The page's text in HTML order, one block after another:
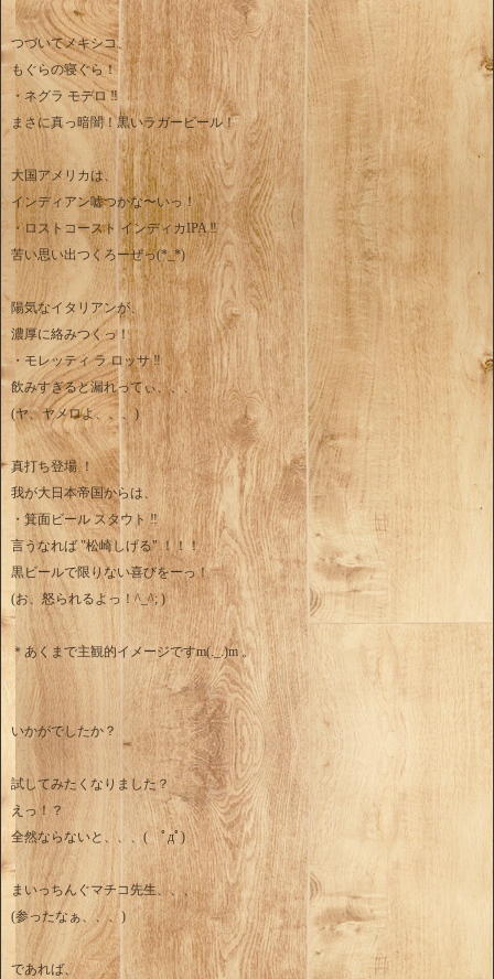
つづいてメキシコ、
もぐらの寝ぐら！
・ネグラ モデロ ‼︎
まさに真っ暗闇！黒いラガービール！
大国アメリカは、
インディアン嘘つかな〜いっ！
・ロストコースト インディカIPA ‼︎
苦い思い出つくろーぜっ(*_*)
陽気なイタリアンが、
濃厚に絡みつくっ！
・モレッティ ラ ロッサ ‼︎
飲みすぎると漏れってぃ、、、
(ヤ、ヤメロよ、、、)
真打ち登場 ！
我が大日本帝国からは、
・箕面ビール スタウト ‼︎
言うなれば "松崎しげる" ！！！
黒ビールで限りない喜びをーっ！
(お、怒られるよっ！^_^; )
＊あくまで主観的イメージですm(._.)m 。
いかがでしたか？
試してみたくなりました？
えっ！？
全然ならないと、、、( ﾟдﾟ)
まいっちんぐマチコ先生、、、
(参ったなぁ、、、)
であれば、